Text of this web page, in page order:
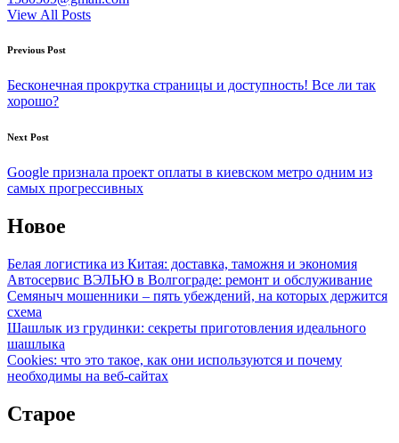
View All Posts
Post
navigation
Previous Post
Бесконечная прокрутка страницы и доступность! Все ли так
хорошо?
Next Post
Google признала проект оплаты в киевском метро одним из
самых прогрессивных
Новое
Белая логистика из Китая: доставка, таможня и экономия
Автосервис ВЭЛЬЮ в Волгограде: ремонт и обслуживание
Семяныч мошенники – пять убеждений, на которых держится
схема
Шашлык из грудинки: секреты приготовления идеального
шашлыка
Cookies: что это такое, как они используются и почему
необходимы на веб-сайтах
Старое